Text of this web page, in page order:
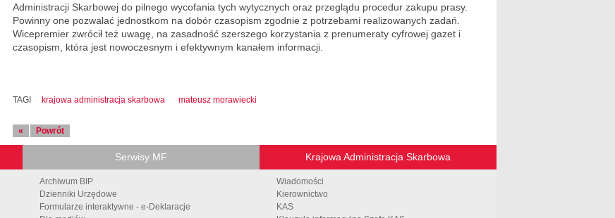
Administracji Skarbowej do pilnego wycofania tych wytycznych oraz przeglądu procedur zakupu prasy.
Powinny one pozwalać jednostkom na dobór czasopism zgodnie z potrzebami realizowanych zadań.
Wicepremier zwrócił też uwagę, na zasadność szerszego korzystania z prenumeraty cyfrowej gazet i
czasopism, która jest nowoczesnym i efektywnym kanałem informacji.
TAGI krajowa administracja skarbowa mateusz morawiecki
« Powrót
Serwisy MF
Archiwum BIP
Dzienniki Urzędowe
Formularze interaktywne - e-Deklaracje
Krajowa Administracja Skarbowa
Wiadomości
Kierownictwo
KAS